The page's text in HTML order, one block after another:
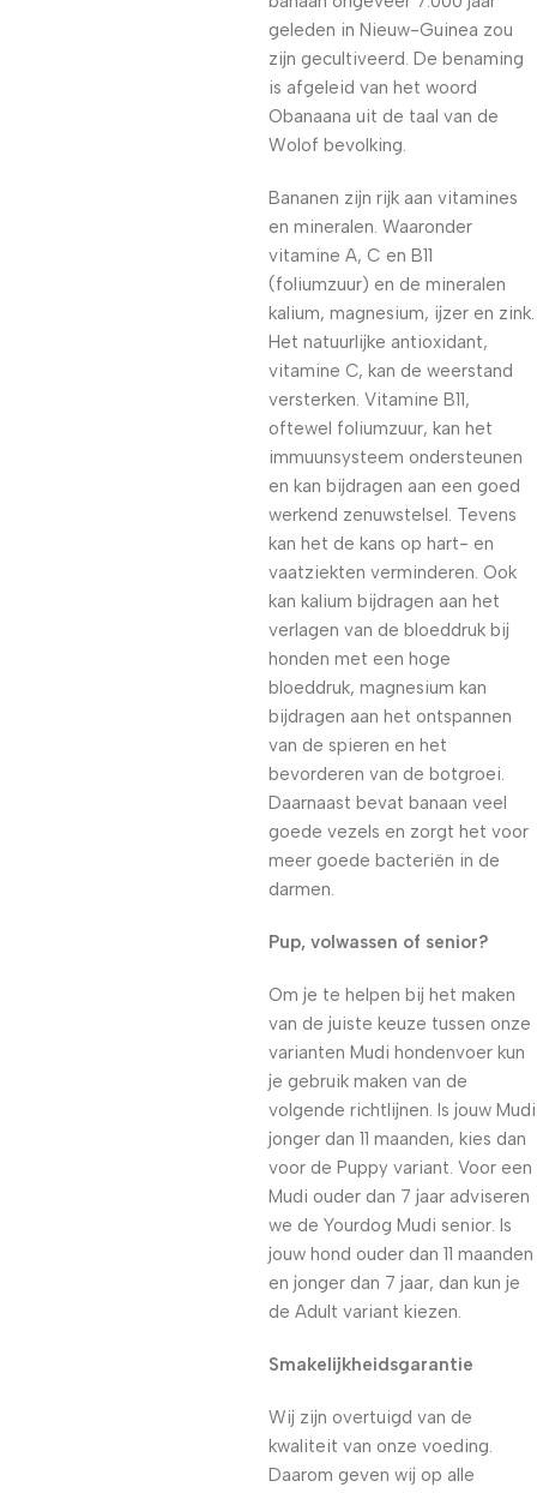
geleden in Nieuw-Guinea zou
zijn gecultiveerd. De benaming
is afgeleid van het woord
Obanaana uit de taal van de
Wolof bevolking.
Bananen zijn rijk aan vitamines
en mineralen. Waaronder
vitamine A, C en B11
(foliumzuur) en de mineralen
kalium, magnesium, ijzer en zink.
Het natuurlijke antioxidant,
vitamine C, kan de weerstand
versterken. Vitamine B11,
oftewel foliumzuur, kan het
immuunsysteem ondersteunen
en kan bijdragen aan een goed
werkend zenuwstelsel. Tevens
kan het de kans op hart- en
vaatziekten verminderen. Ook
kan kalium bijdragen aan het
verlagen van de bloeddruk bij
honden met een hoge
bloeddruk, magnesium kan
bijdragen aan het ontspannen
van de spieren en het
bevorderen van de botgroei.
Daarnaast bevat banaan veel
goede vezels en zorgt het voor
meer goede bacteriën in de
darmen.
Pup, volwassen of senior?
Om je te helpen bij het maken
van de juiste keuze tussen onze
varianten Mudi hondenvoer kun
je gebruik maken van de
volgende richtlijnen. Is jouw Mudi
jonger dan 11 maanden, kies dan
voor de Puppy variant. Voor een
Mudi ouder dan 7 jaar adviseren
we de Yourdog Mudi senior. Is
jouw hond ouder dan 11 maanden
en jonger dan 7 jaar, dan kun je
de Adult variant kiezen.
Smakelijkheidsgarantie
Wij zijn overtuigd van de
kwaliteit van onze voeding.
Daarom geven wij op alle